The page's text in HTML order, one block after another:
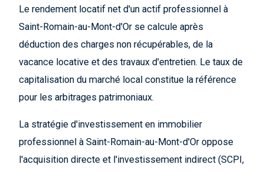
Le rendement locatif net d'un actif professionnel à
Saint-Romain-au-Mont-d'Or se calcule après
déduction des charges non récupérables, de la
vacance locative et des travaux d'entretien. Le taux de
capitalisation du marché local constitue la référence
pour les arbitrages patrimoniaux.
La stratégie d'investissement en immobilier
professionnel à Saint-Romain-au-Mont-d'Or oppose
l'acquisition directe et l'investissement indirect (SCPI,